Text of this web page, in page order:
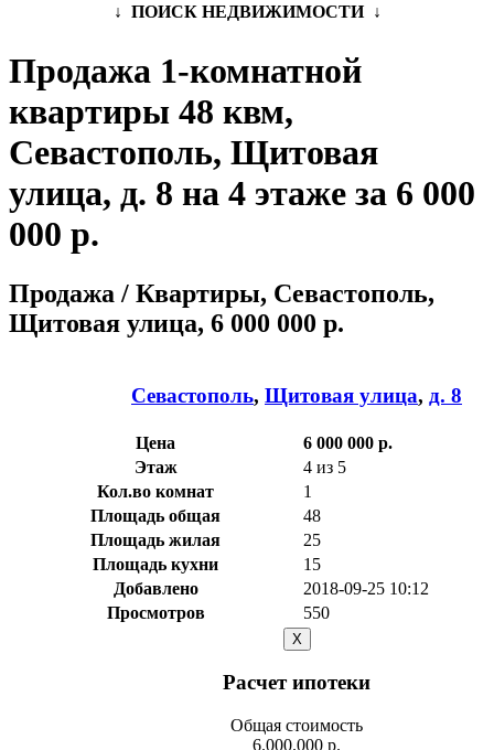
↓ ПОИСК НЕДВИЖИМОСТИ ↓
Продажа 1-комнатной
квартиры 48 квм,
Севастополь, Щитовая
улица, д. 8 на 4 этаже за 6 000
000 р.
Продажа / Квартиры, Севастополь,
Щитовая улица, 6 000 000 р.
Севастополь, Щитовая улица, д. 8
Цена
6 000 000 р.
Этаж
4 из 5
Кол.во комнат
1
Площадь общая
48
Площадь жилая
25
Площадь кухни
15
Добавлено
2018-09-25 10:12
Просмотров
550
X
Расчет ипотеки
Общая стоимость
6.000.000 р.